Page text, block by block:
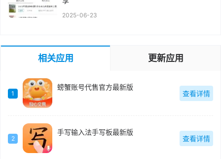
2025-06-23
相关应用 更新应用
1
螃蟹账号代售官方最新版
查看详情
2
手写输入法手写板最新版
查看详情